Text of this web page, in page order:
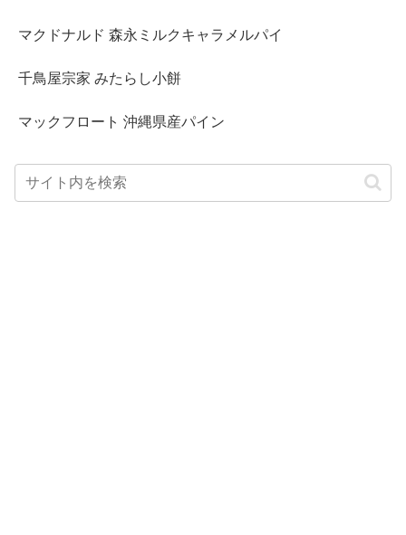
マクドナルド 森永ミルクキャラメルパイ
千鳥屋宗家 みたらし小餅
マックフロート 沖縄県産パイン